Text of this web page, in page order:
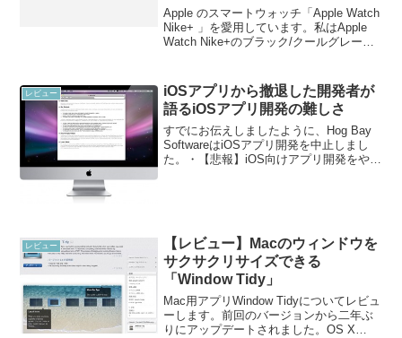
Apple のスマートウォッチ「Apple Watch
Nike+ 」を愛用しています。私はApple
Watch Nike+のブラック/クールグレー
たモデルで...
レビュー
iOSアプリから撤退した開発者が
語るiOSアプリ開発の難しさ
すでにお伝えしましたように、Hog Bay
SoftwareはiOSアプリ開発を中止しまし
た。・【悲報】iOS向けアプリ開発をやめ
レビュー
【レビュー】Macのウィンドウを
サクサクリサイズできる
「Window Tidy」
Mac用アプリWindow Tidyについてレビュ
ーします。前回のバージョンから二年ぶ
りにアップデートされました。OS X